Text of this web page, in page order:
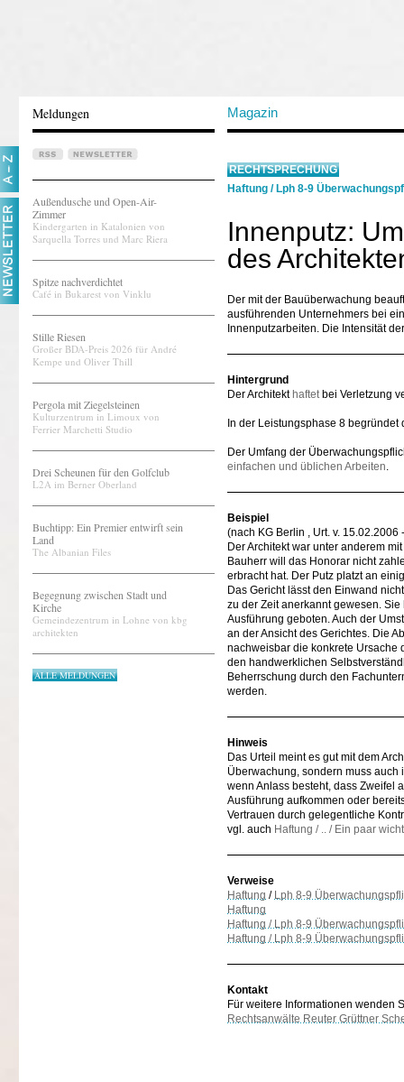
Meldungen Magazin
Außendusche und Open-Air-
Zimmer
Kindergarten in Katalonien von
Sarquella Torres und Marc Riera
Spitze nachverdichtet
Café in Bukarest von Vinklu
Stille Riesen
Großer BDA-Preis 2026 für André
Kempe und Oliver Thill
Pergola mit Ziegelsteinen
Kulturzentrum in Limoux von
Ferrier Marchetti Studio
Drei Scheunen für den Golfclub
L2A im Berner Oberland
Buchtipp: Ein Premier entwirft sein
Land
The Albanian Files
Begegnung zwischen Stadt und
Kirche
Gemeindezentrum in Lohne von kbg
architekten
ALLE MELDUNGEN
RECHTSPRECHUNG
Haftung / Lph 8-9
Innenputz:
des
Der mit der Bauüberwachung
ausführenden Unternehmers bei
Innenputzarbeiten. Die Intensität
Hintergrund
Der Architekt haftetbei Verletzung
In der Leistungsphase 8
Der Umfang der
einfachen und üblichen Arbeiten.
Beispiel
(nach KG Berlin , Urt. v. 15.02.2006
Der Architekt war unter anderem
Bauherr will das Honorar nicht
erbracht hat. Der Putz platzt an
Das Gericht lässt den Einwand
zu der Zeit anerkannt gewesen.
Ausführung geboten. Auch der
an der Ansicht des Gerichtes. Die
nachweisbar die konkrete Ursache
den handwerklichen
Beherrschung durch den
werden.
Hinweis
Das Urteil meint es gut mit dem
Überwachung, sondern muss
wenn Anlass besteht, dass Zweifel
Ausführung aufkommen oder
Vertrauen durch gelegentliche
vgl. auch Haftung / .. / Ein paar
Verweise
Haftung / Lph 8-9
Haftung
Haftung / Lph 8-9
Haftung / Lph 8-9
Kontakt
Für weitere Informationen wenden
Rechtsanwälte Reuter Grüttner